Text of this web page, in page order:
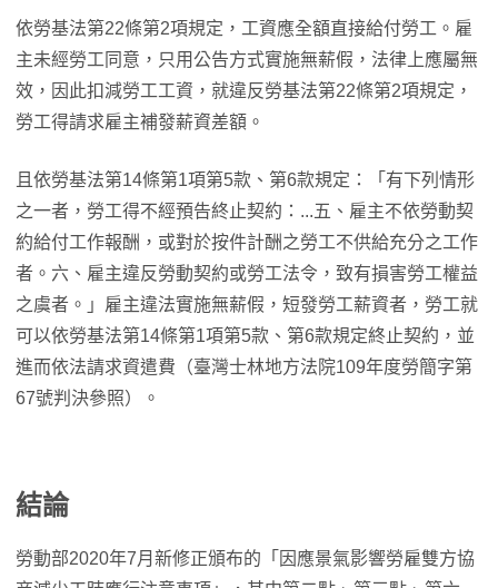
依勞基法第22條第2項規定，工資應全額直接給付勞工。雇
主未經勞工同意，只用公告方式實施無薪假，法律上應屬無
效，因此扣減勞工工資，就違反勞基法第22條第2項規定，
勞工得請求雇主補發薪資差額。
且依勞基法第14條第1項第5款、第6款規定：「有下列情形
之一者，勞工得不經預告終止契約：...五、雇主不依勞動契
約給付工作報酬，或對於按件計酬之勞工不供給充分之工作
者。六、雇主違反勞動契約或勞工法令，致有損害勞工權益
之虞者。」雇主違法實施無薪假，短發勞工薪資者，勞工就
可以依勞基法第14條第1項第5款、第6款規定終止契約，並
進而依法請求資遣費（臺灣士林地方法院109年度勞簡字第
67號判決參照）。
結論
勞動部2020年7月新修正頒布的「因應景氣影響勞雇雙方協